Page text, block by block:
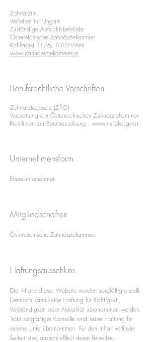
Zahnärztin
Verliehen in: Ungarn
Zuständige Aufsichtsbehörde:
Österreichische Zahnärztekammer
Kohlmarkt 11/6, 1010 Wien
www.zahnaerztekammer.at
Berufsrechtliche Vorschriften
Zahnärztegesetz (ZÄG)
Verordnung der Österreichischen Zahnärztekammer
Richtlinien zur Berufsausübung : www.ris.bka.gv.at
Unternehmensform
Einzelunternehmen
Mitgliedschaften
Österreichische Zahnärztekammer
Haftungsausschluss
Die Inhalte dieser Website wurden sorgfältig erstellt.
Dennoch kann keine Haftung für Richtigkeit,
Vollständigkeit oder Aktualität übernommen werden.
Trotz sorgfältiger Kontrolle wird keine Haftung für
externe Links übernommen. Für den Inhalt verlinkter
Seiten sind ausschließlich deren Betreiber